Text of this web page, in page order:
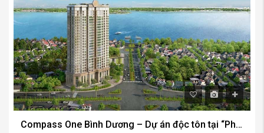
Compass One Bình Dương – Dự án độc tôn tại “Phố Tây” trung tâm Thủ Dầu Một.